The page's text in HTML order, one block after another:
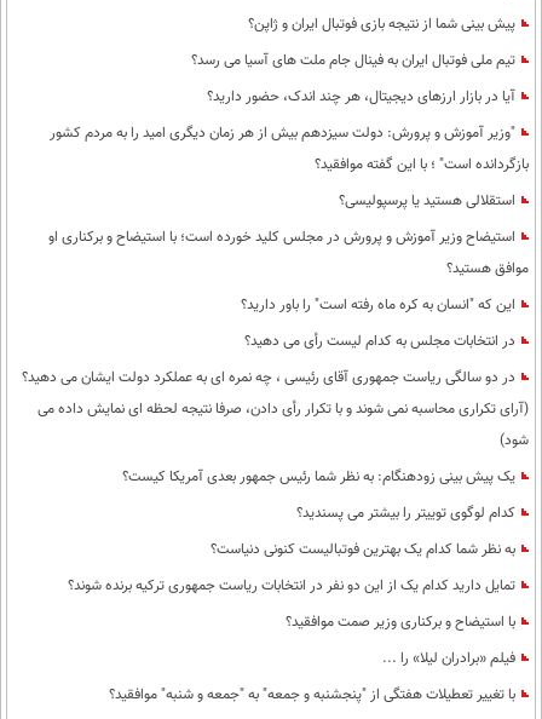
پیش بینی شما از نتیجه بازی فوتبال ایران و ژاپن؟
تیم ملی فوتبال ایران به فینال جام ملت های آسیا می رسد؟
آیا در بازار ارزهای دیجیتال، هر چند اندک، حضور دارید؟
"وزیر آموزش و پرورش: دولت سیزدهم بیش از هر زمان دیگری امید را به مردم کشور
بازگردانده است" ؛ با این گفته موافقید؟
استقلالی هستید یا پرسپولیسی؟
استیضاح وزیر آموزش و پرورش در مجلس کلید خورده است؛ با استیضاح و برکناری او
موافق هستید؟
این که "انسان به کره ماه رفته است" را باور دارید؟
در انتخابات مجلس به کدام لیست رأی می دهید؟
در دو سالگی ریاست جمهوری آقای رئیسی ، چه نمره ای به عملکرد دولت ایشان می دهید؟
(آرای تکراری محاسبه نمی شوند و با تکرار رأی دادن، صرفا نتیجه لحظه ای نمایش داده می
شود)
یک پیش بینی زودهنگام: به نظر شما رئیس جمهور بعدی آمریکا کیست؟
کدام لوگوی توییتر را بیشتر می پسندید؟
به نظر شما کدام یک بهترین فوتبالیست کنونی دنیاست؟
تمایل دارید کدام یک از این دو نفر در انتخابات ریاست جمهوری ترکیه برنده شوند؟
با استیضاح و برکناری وزیر صمت موافقید؟
فیلم «برادران لیلا» را ...
با تغییر تعطیلات هفتگی از "پنجشنبه و جمعه" به "جمعه و شنبه" موافقید؟